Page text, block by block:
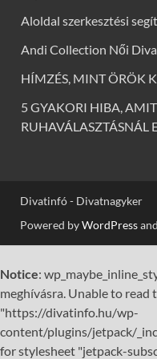
Aloldal szerkesztési
Andi Collection Női
HÍMZÉS, MINT ÖRÖK
5 GYAKORI HIBA,
RUHAVÁLASZTÁSNÁL
Divatinfó - Divatnagyker
Powered byWordPressand
Notice:
meghívásra. Unable to
"https://divatinfo.hu/wp-
content/plugins/jetpack/
for stylesheet "jetpack-